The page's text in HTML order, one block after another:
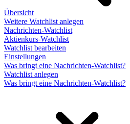
Übersicht
Weitere Watchlist anlegen
Nachrichten-Watchlist
Aktienkurs-Watchlist
Watchlist bearbeiten
Einstellungen
Was bringt eine Nachrichten-Watchlist?
Watchlist anlegen
Was bringt eine Nachrichten-Watchlist?